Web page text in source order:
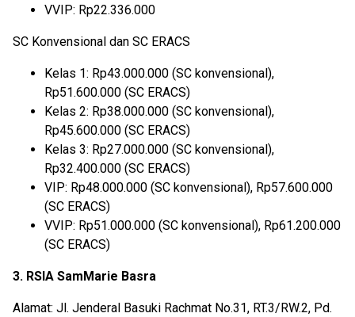
VVIP: Rp22.336.000
SC Konvensional dan SC ERACS
Kelas 1: Rp43.000.000 (SC konvensional),
Rp51.600.000 (SC ERACS)
Kelas 2: Rp38.000.000 (SC konvensional),
Rp45.600.000 (SC ERACS)
Kelas 3: Rp27.000.000 (SC konvensional),
Rp32.400.000 (SC ERACS)
VIP: Rp48.000.000 (SC konvensional), Rp57.600.000
(SC ERACS)
VVIP: Rp51.000.000 (SC konvensional), Rp61.200.000
(SC ERACS)
3. RSIA SamMarie Basra
Alamat: Jl. Jenderal Basuki Rachmat No.31, RT.3/RW.2, Pd.